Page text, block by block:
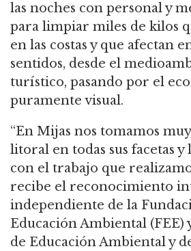
las noches con personal y
para limpiar miles de kilos
en las costas y que afectan
sentidos, desde el
turístico, pasando por el
puramente visual.
“En Mijas nos tomamos
litoral en todas sus facetas
con el trabajo que
recibe el reconocimiento
independiente de la
Educación Ambiental (FEE)
de Educación Ambiental y